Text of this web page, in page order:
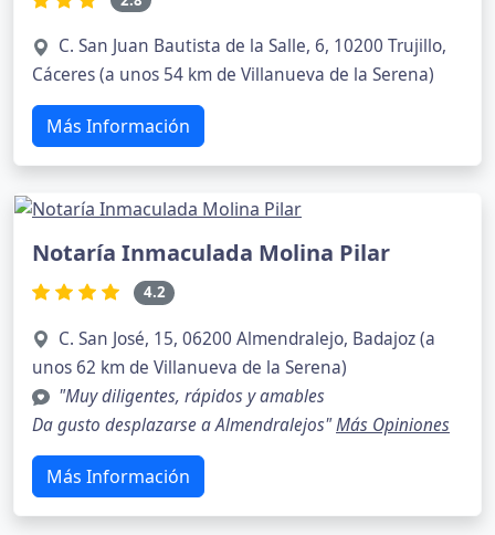
C. San Juan Bautista de la Salle, 6, 10200 Trujillo,
Cáceres (a unos 54 km de Villanueva de la Serena)
Más Información
Notaría Inmaculada Molina Pilar
4.2
C. San José, 15, 06200 Almendralejo, Badajoz (a
unos 62 km de Villanueva de la Serena)
"Muy diligentes, rápidos y amables
Da gusto desplazarse a Almendralejos"Más Opiniones
Más Información